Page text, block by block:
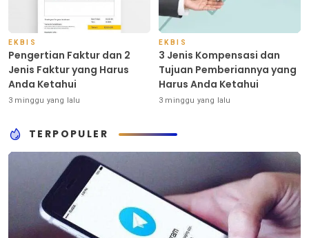
EKBIS
Pengertian Faktur dan 2
Jenis Faktur yang Harus
Anda Ketahui
3 minggu yang lalu
EKBIS
3 Jenis Kompensasi dan
Tujuan Pemberiannya yang
Harus Anda Ketahui
3 minggu yang lalu
TERPOPULER